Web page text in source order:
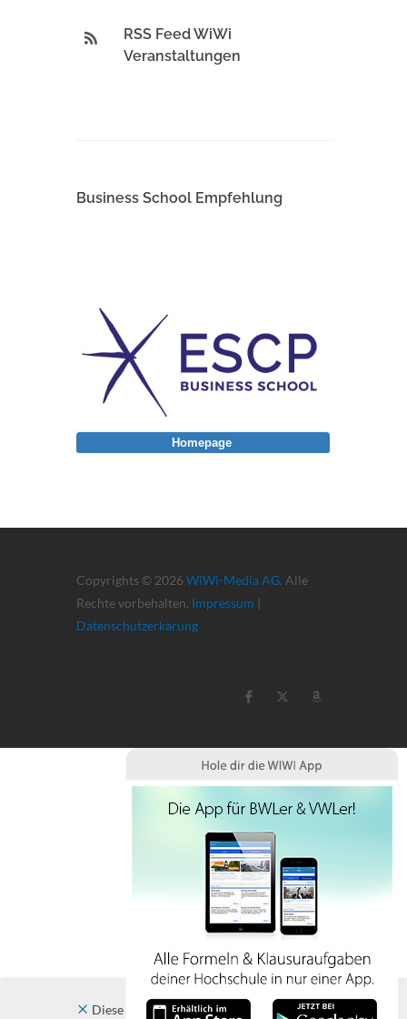
RSS Feed WiWi
Veranstaltungen
Business School Empfehlung
Copyrights © 2026 WiWi-Media AG. Alle
Rechte vorbehalten. Impressum |
Datenschutzerkärung
Diese Website verwendet Cookies. Indem
Homepage